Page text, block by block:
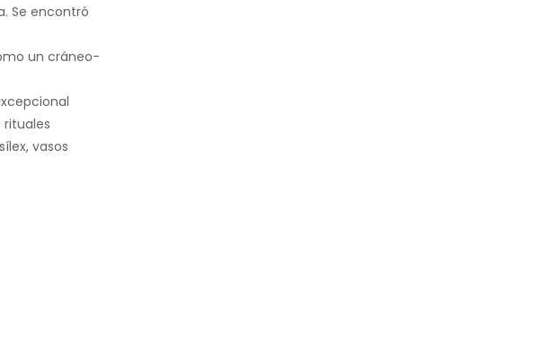
Se encontró
un cráneo-
vasos